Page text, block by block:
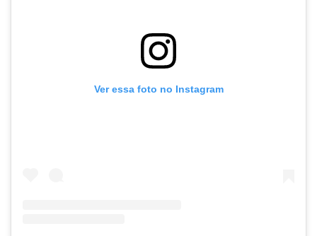
Ver essa foto no Instagram